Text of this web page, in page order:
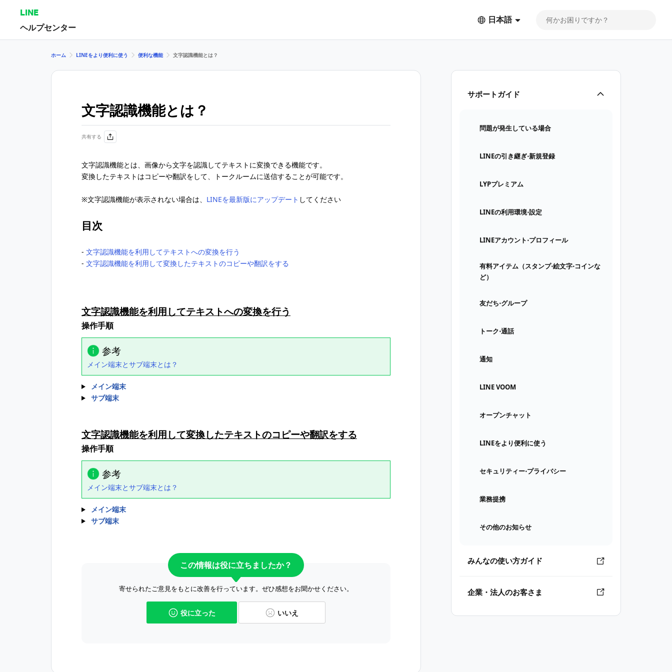
LINE
ヘルプセンター
日本語
サポートガイド
問題が発生している場合
LINEの引き継ぎ⋅新規登録
LYPプレミアム
LINEの利用環境⋅設定
LINEアカウント⋅プロフィール
有料アイテム（スタンプ⋅絵文字⋅コインな
ど）
友だち⋅グループ
トーク⋅通話
通知
LINE VOOM
オープンチャット
LINEをより便利に使う
セキュリティー⋅プライバシー
業務提携
その他のお知らせ
みんなの使い方ガイド
企業・法人のお客さま
ホーム LINEをより便利に使う 便利な機能 文字認識機能とは？
文字認識機能とは？
共有する
文字認識機能とは、画像から文字を認識してテキストに変換できる機能です。
変換したテキストはコピーや翻訳をして、トークルームに送信することが可能です。
※文字認識機能が表示されない場合は、 LINEを最新版にアップデート してください
目次
- 文字認識機能を利用してテキストへの変換を行う
- 文字認識機能を利用して変換したテキストのコピーや翻訳をする
文字認識機能を利用してテキストへの変換を行う
操作手順
参考
メイン端末とサブ端末とは？
メイン端末
サブ端末
文字認識機能を利用して変換したテキストのコピーや翻訳をする
操作手順
参考
メイン端末とサブ端末とは？
メイン端末
サブ端末
この情報は役に立ちましたか？
寄せられたご意見をもとに改善を行っています。ぜひ感想をお聞かせください。
役に立った いいえ